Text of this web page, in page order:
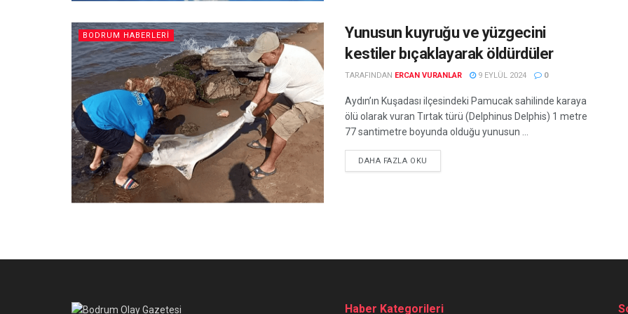
BODRUM HABERLERI
Yunusun kuyruğu ve yüzgecini
kestiler bıçaklayarak öldürdüler
TARAFINDAN ERCAN VURANLAR 9 EYLÜL 2024 0
Aydın’ın Kuşadası ilçesindeki Pamucak sahilinde karaya
ölü olarak vuran Tırtak türü (Delphinus Delphis) 1 metre
77 santimetre boyunda olduğu yunusun ...
DAHA FAZLA OKU
Haber Kategorileri